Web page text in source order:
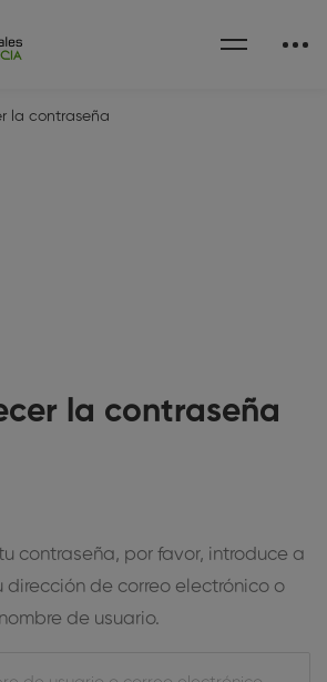
la contraseña
la contraseña
contraseña, por favor, introduce a
dirección de correo electrónico o
nombre de usuario.